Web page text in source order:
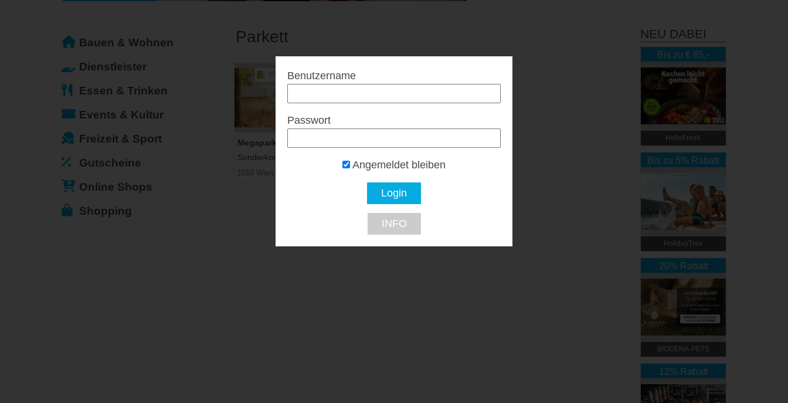
Bauen & Wohnen
Dienstleister
Essen & Trinken
Events & Kultur
Freizeit & Sport
Gutscheine
Online Shops
Shopping
Parkett
Megaparkett
Sonderkondition...
1010 Wien
NEU DABEI
Bis zu € 85,-
Rabatt
HelloFresh
Bis zu 5% Rabatt
HolidayTrex
20% Rabatt
BIOGENA-PETS
12% Rabatt
Benutzername
Passwort
Angemeldet bleiben
INFO